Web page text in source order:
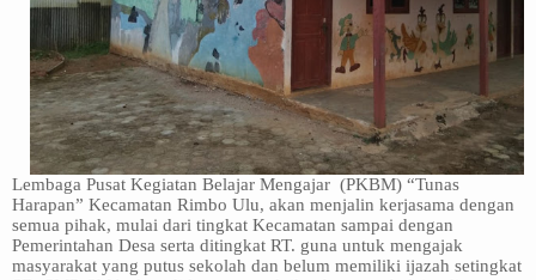
Lembaga Pusat Kegiatan Belajar Mengajar (PKBM) “Tunas
Harapan” Kecamatan Rimbo Ulu, akan menjalin kerjasama dengan
semua pihak, mulai dari tingkat Kecamatan sampai dengan
Pemerintahan Desa serta ditingkat RT. guna untuk mengajak
masyarakat yang putus sekolah dan belum memiliki ijazah setingkat